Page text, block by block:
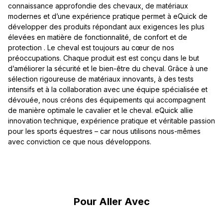
Pour Aller Avec
connaissance approfondie des chevaux, de matériaux
modernes et d’une expérience pratique permet à eQuick de
développer des produits répondant aux exigences les plus
élevées en matière de fonctionnalité, de confort et de
protection . Le cheval est toujours au cœur de nos
préoccupations. Chaque produit est est conçu dans le but
d’améliorer la sécurité et le bien-être du cheval. Grâce à une
sélection rigoureuse de matériaux innovants, à des tests
intensifs et à la collaboration avec une équipe spécialisée et
dévouée, nous créons des équipements qui accompagnent
de manière optimale le cavalier et le cheval. eQuick allie
innovation technique, expérience pratique et véritable passion
pour les sports équestres – car nous utilisons nous-mêmes
avec conviction ce que nous développons.